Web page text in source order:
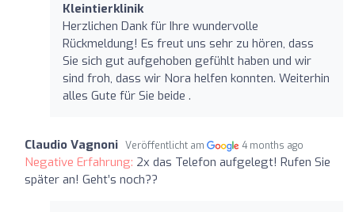
Kleintierklinik
Herzlichen Dank für Ihre wundervolle
Rückmeldung! Es freut uns sehr zu hören, dass
Sie sich gut aufgehoben gefühlt haben und wir
sind froh, dass wir Nora helfen konnten. Weiterhin
alles Gute für Sie beide .
Claudio Vagnoni Veröffentlicht am 4 months ago
Negative Erfahrung: 2x das Telefon aufgelegt! Rufen Sie
später an! Geht’s noch??